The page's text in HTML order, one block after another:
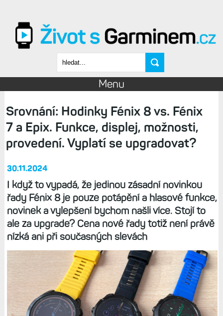
Vyhledávání
Menu
Srovnání: Hodinky Fénix 8 vs. Fénix
7 a Epix. Funkce, displej, možnosti,
provedení. Vyplatí se upgradovat?
30.11.2024
I když to vypadá, že jedinou zásadní novinkou
řady Fénix 8 je pouze potápění a hlasové funkce,
novinek a vylepšení bychom našli více. Stojí to
ale za upgrade? Cena nové řady totiž není právě
nízká ani při současných slevách